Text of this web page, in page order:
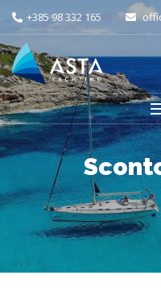
+385 98 332 165